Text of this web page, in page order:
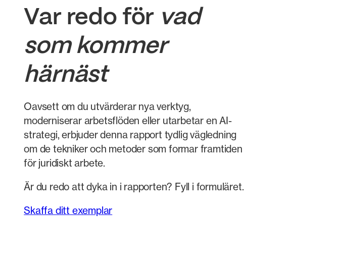
Var redo för vad
som kommer
härnäst
Oavsett om du utvärderar nya verktyg,
moderniserar arbetsflöden eller utarbetar en AI-
strategi, erbjuder denna rapport tydlig vägledning
om de tekniker och metoder som formar framtiden
för juridiskt arbete.
Är du redo att dyka in i rapporten? Fyll i formuläret.
Skaffa ditt exemplar